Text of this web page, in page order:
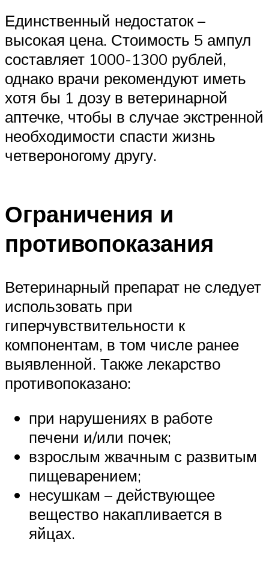
Единственный недостаток –
высокая цена. Стоимость 5 ампул
составляет 1000-1300 рублей,
однако врачи рекомендуют иметь
хотя бы 1 дозу в ветеринарной
аптечке, чтобы в случае экстренной
необходимости спасти жизнь
четвероногому другу.
Ограничения и
противопоказания
Ветеринарный препарат не следует
использовать при
гиперчувствительности к
компонентам, в том числе ранее
выявленной. Также лекарство
противопоказано:
при нарушениях в работе
печени и/или почек;
взрослым жвачным с развитым
пищеварением;
несушкам – действующее
вещество накапливается в
яйцах.